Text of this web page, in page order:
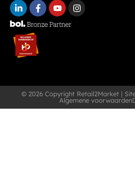
© 2026 Copyright Retail2Market |
Algemene voorwaarden